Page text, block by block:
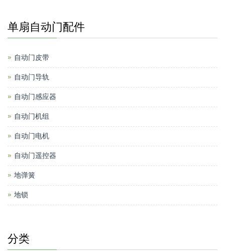
单扇自动门配件
自动门皮带
自动门导轨
自动门感应器
自动门机组
自动门电机
自动门遥控器
地弹簧
地锁
分类